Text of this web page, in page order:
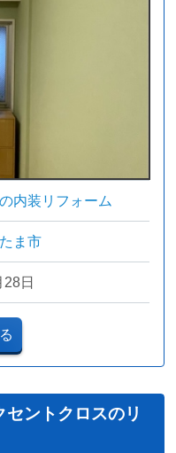
内装リフォーム
ま市
日
ントクロスのリ